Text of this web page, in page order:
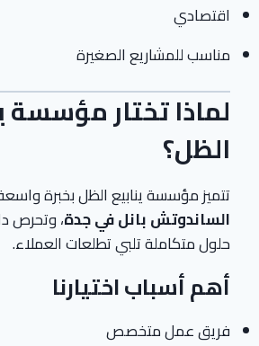
اقتصادي
مناسب للمشاريع الصغيرة
لماذا تختار مؤسسة
الظل؟
تتميز مؤسسة ينابيع الظل بخبرة
الساندوتش بانل في جدة، وتحرص
حلول متكاملة تلبي تطلعات العملاء.
أهم أسباب اختيارنا
فريق عمل متخصص